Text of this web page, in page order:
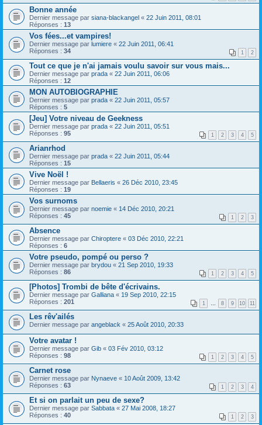
Bonne année
Dernier message par siana-blackangel « 22 Juin 2011, 08:01
Réponses : 13
Vos fées...et vampires!
Dernier message par lumiere « 22 Juin 2011, 06:41
Réponses : 34 1 2
Tout ce que je n'ai jamais voulu savoir sur vous mais...
Dernier message par prada « 22 Juin 2011, 06:06
Réponses : 12
MON AUTOBIOGRAPHIE
Dernier message par prada « 22 Juin 2011, 05:57
Réponses : 5
[Jeu] Votre niveau de Geekness
Dernier message par prada « 22 Juin 2011, 05:51
Réponses : 95 1 2 3 4 5
Arianrhod
Dernier message par prada « 22 Juin 2011, 05:44
Réponses : 15
Vive Noël !
Dernier message par Bellaeris « 26 Déc 2010, 23:45
Réponses : 19
Vos surnoms
Dernier message par noemie « 14 Déc 2010, 20:21
Réponses : 45 1 2 3
Absence
Dernier message par Chiroptere « 03 Déc 2010, 22:21
Réponses : 6
Votre pseudo, pompé ou perso ?
Dernier message par brydou « 21 Sep 2010, 19:33
Réponses : 86 1 2 3 4 5
[Photos] Trombi de bête d'écrivains.
Dernier message par Galliana « 19 Sep 2010, 22:15
Réponses : 201 1 … 8 9 10 11
Les rêv'ailés
Dernier message par angeblack « 25 Août 2010, 20:33
Votre avatar !
Dernier message par Gib « 03 Fév 2010, 03:12
Réponses : 98 1 2 3 4 5
Carnet rose
Dernier message par Nynaeve « 10 Août 2009, 13:42
Réponses : 63 1 2 3 4
Et si on parlait un peu de sexe?
Dernier message par Sabbata « 27 Mai 2008, 18:27
Réponses : 40 1 2 3